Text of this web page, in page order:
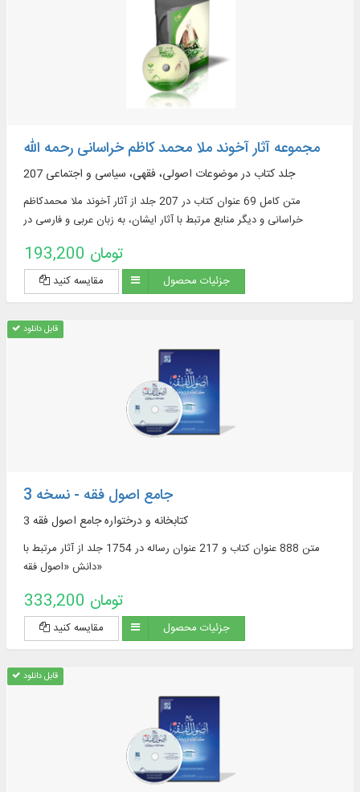
مجموعه آثار آخوند ملا محمد کاظم خراسانی رحمه الله
207 جلد کتاب در موضوعات اصولی، فقهی، سیاسی و اجتماعی
متن کامل 69 عنوان کتاب در 207 جلد از آثار آخوند ملا محمدکاظم
خراسانی و دیگر منابع مرتبط با آثار ایشان، به زبان عربی و فارسی در
193,200 تومان
مقایسه کنید جزئیات محصول
قابل دانلود
جامع اصول فقه - نسخه 3
کتابخانه و درختواره جامع اصول فقه 3
متن 888 عنوان کتاب و 217 عنوان رساله در 1754 جلد از آثار مرتبط با
دانش «اصول فقه»
333,200 تومان
مقایسه کنید جزئیات محصول
قابل دانلود